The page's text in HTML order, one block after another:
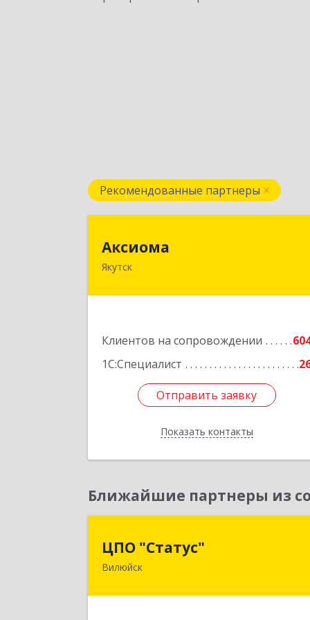
Рекомендованные партнеры
Аксиома
Якутск
Клиентов на сопровождении
1С:Специалист
Отправить заявку
Показать контакты
677000, Саха /Якутия/ Респ, Якутск г,
Отправить заявку
Назад
Ближайшие партнеры из
ЦПО "Статус"
Вилюйск
677000, Саха /Якутия/ Респ, Якутск г,